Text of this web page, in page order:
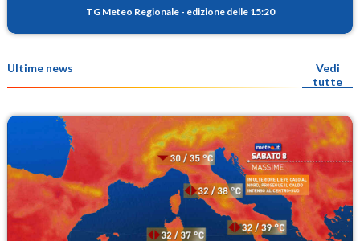
TG Meteo Regionale - edizione delle 15:20
Ultime news
Vedi
tutte